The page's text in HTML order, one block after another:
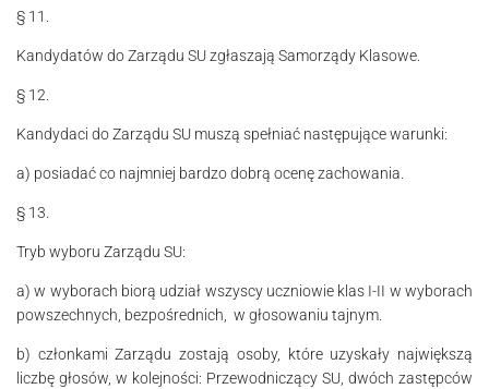
§ 11.
Kandydatów do Zarządu SU zgłaszają Samorządy Klasowe.
§ 12.
Kandydaci do Zarządu SU muszą spełniać następujące warunki:
a) posiadać co najmniej bardzo dobrą ocenę zachowania.
§ 13.
Tryb wyboru Zarządu SU:
a) w wyborach biorą udział wszyscy uczniowie klas I-II w wyborach
powszechnych, bezpośrednich, w głosowaniu tajnym.
b) członkami Zarządu zostają osoby, które uzyskały największą
liczbę gło­sów, w kolejności: Przewodniczący SU, dwóch zastępców